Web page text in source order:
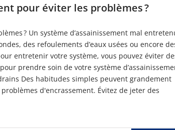
pour éviter les problèmes ?
? Un système d’assainissement mal
des refoulements d’eaux usées ou encore
entretenir votre système, vous pouvez éviter
prendre soin de votre système
Des habitudes simples peuvent grandement
d'encrassement. Évitez de jeter des